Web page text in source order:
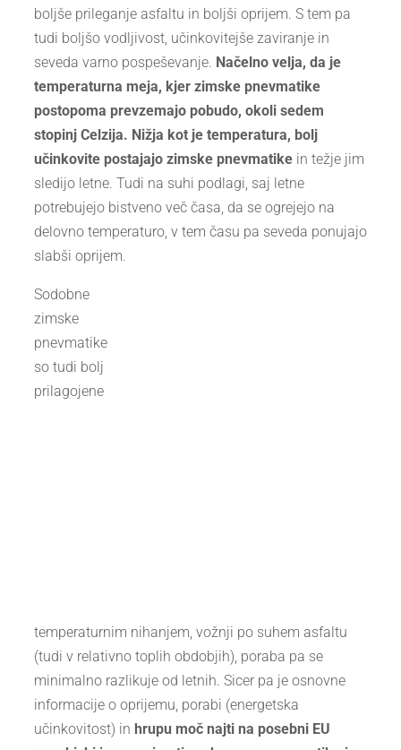
boljše prileganje asfaltu in boljši oprijem. S tem pa
tudi boljšo vodljivost, učinkovitejše zaviranje in
seveda varno pospeševanje. Načelno velja, da je
temperaturna meja, kjer zimske pnevmatike
postopoma prevzemajo pobudo, okoli sedem
stopinj Celzija. Nižja kot je temperatura, bolj
učinkovite postajajo zimske pnevmatikein težje jim
sledijo letne. Tudi na suhi podlagi, saj letne
potrebujejo bistveno več časa, da se ogrejejo na
delovno temperaturo, v tem času pa seveda ponujajo
slabši oprijem.
Sodobne
zimske
pnevmatike
so tudi bolj
prilagojene
temperaturnim nihanjem, vožnji po suhem asfaltu
(tudi v relativno toplih obdobjih), poraba pa se
minimalno razlikuje od letnih. Sicer pa je osnovne
informacije o oprijemu, porabi (energetska
učinkovitost) in hrupu moč najti na posebni EU